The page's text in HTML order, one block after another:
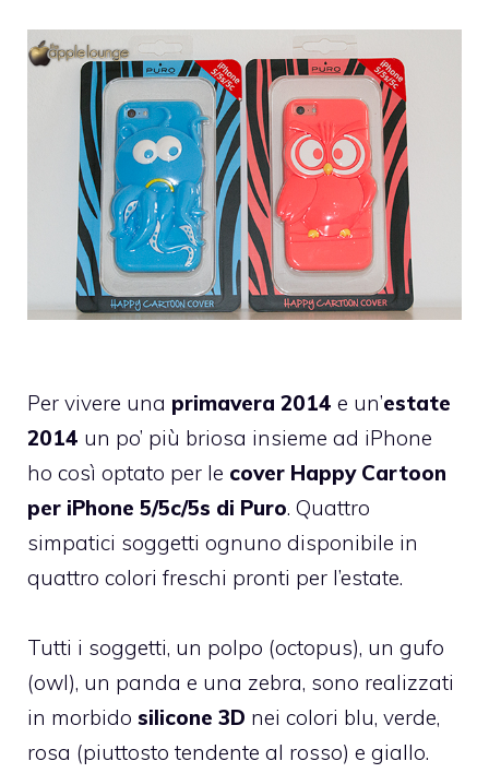
Per vivere una primavera 2014 e un’estate
2014 un po’ più briosa insieme ad iPhone
ho così optato per le cover Happy Cartoon
per iPhone 5/5c/5s di Puro. Quattro
simpatici soggetti ognuno disponibile in
quattro colori freschi pronti per l’estate.
Tutti i soggetti, un polpo (octopus), un gufo
(owl), un panda e una zebra, sono realizzati
in morbido silicone 3D nei colori blu, verde,
rosa (piuttosto tendente al rosso) e giallo.